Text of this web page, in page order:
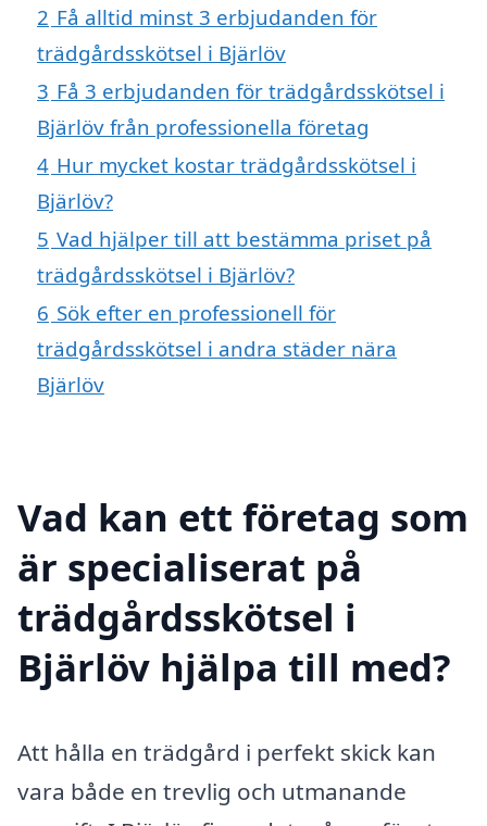
2 Få alltid minst 3 erbjudanden för
trädgårdsskötsel i Bjärlöv
3 Få 3 erbjudanden för trädgårdsskötsel i
Bjärlöv från professionella företag
4 Hur mycket kostar trädgårdsskötsel i
Bjärlöv?
5 Vad hjälper till att bestämma priset på
trädgårdsskötsel i Bjärlöv?
6 Sök efter en professionell för
trädgårdsskötsel i andra städer nära
Bjärlöv
Vad kan ett företag som
är specialiserat på
trädgårdsskötsel i
Bjärlöv hjälpa till med?
Att hålla en trädgård i perfekt skick kan
vara både en trevlig och utmanande